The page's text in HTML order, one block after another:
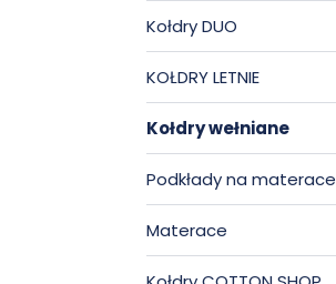
Kołdry DUO
KOŁDRY LETNIE
Kołdry wełniane
Podkłady na materace
Materace